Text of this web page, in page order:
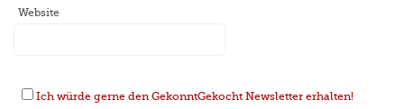
Website
Ich würde gerne den GekonntGekocht Newsletter erhalten!